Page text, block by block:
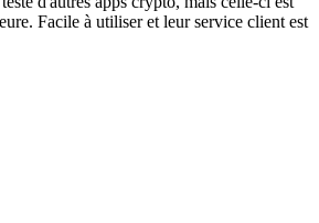
Facile à utiliser et leur service client est